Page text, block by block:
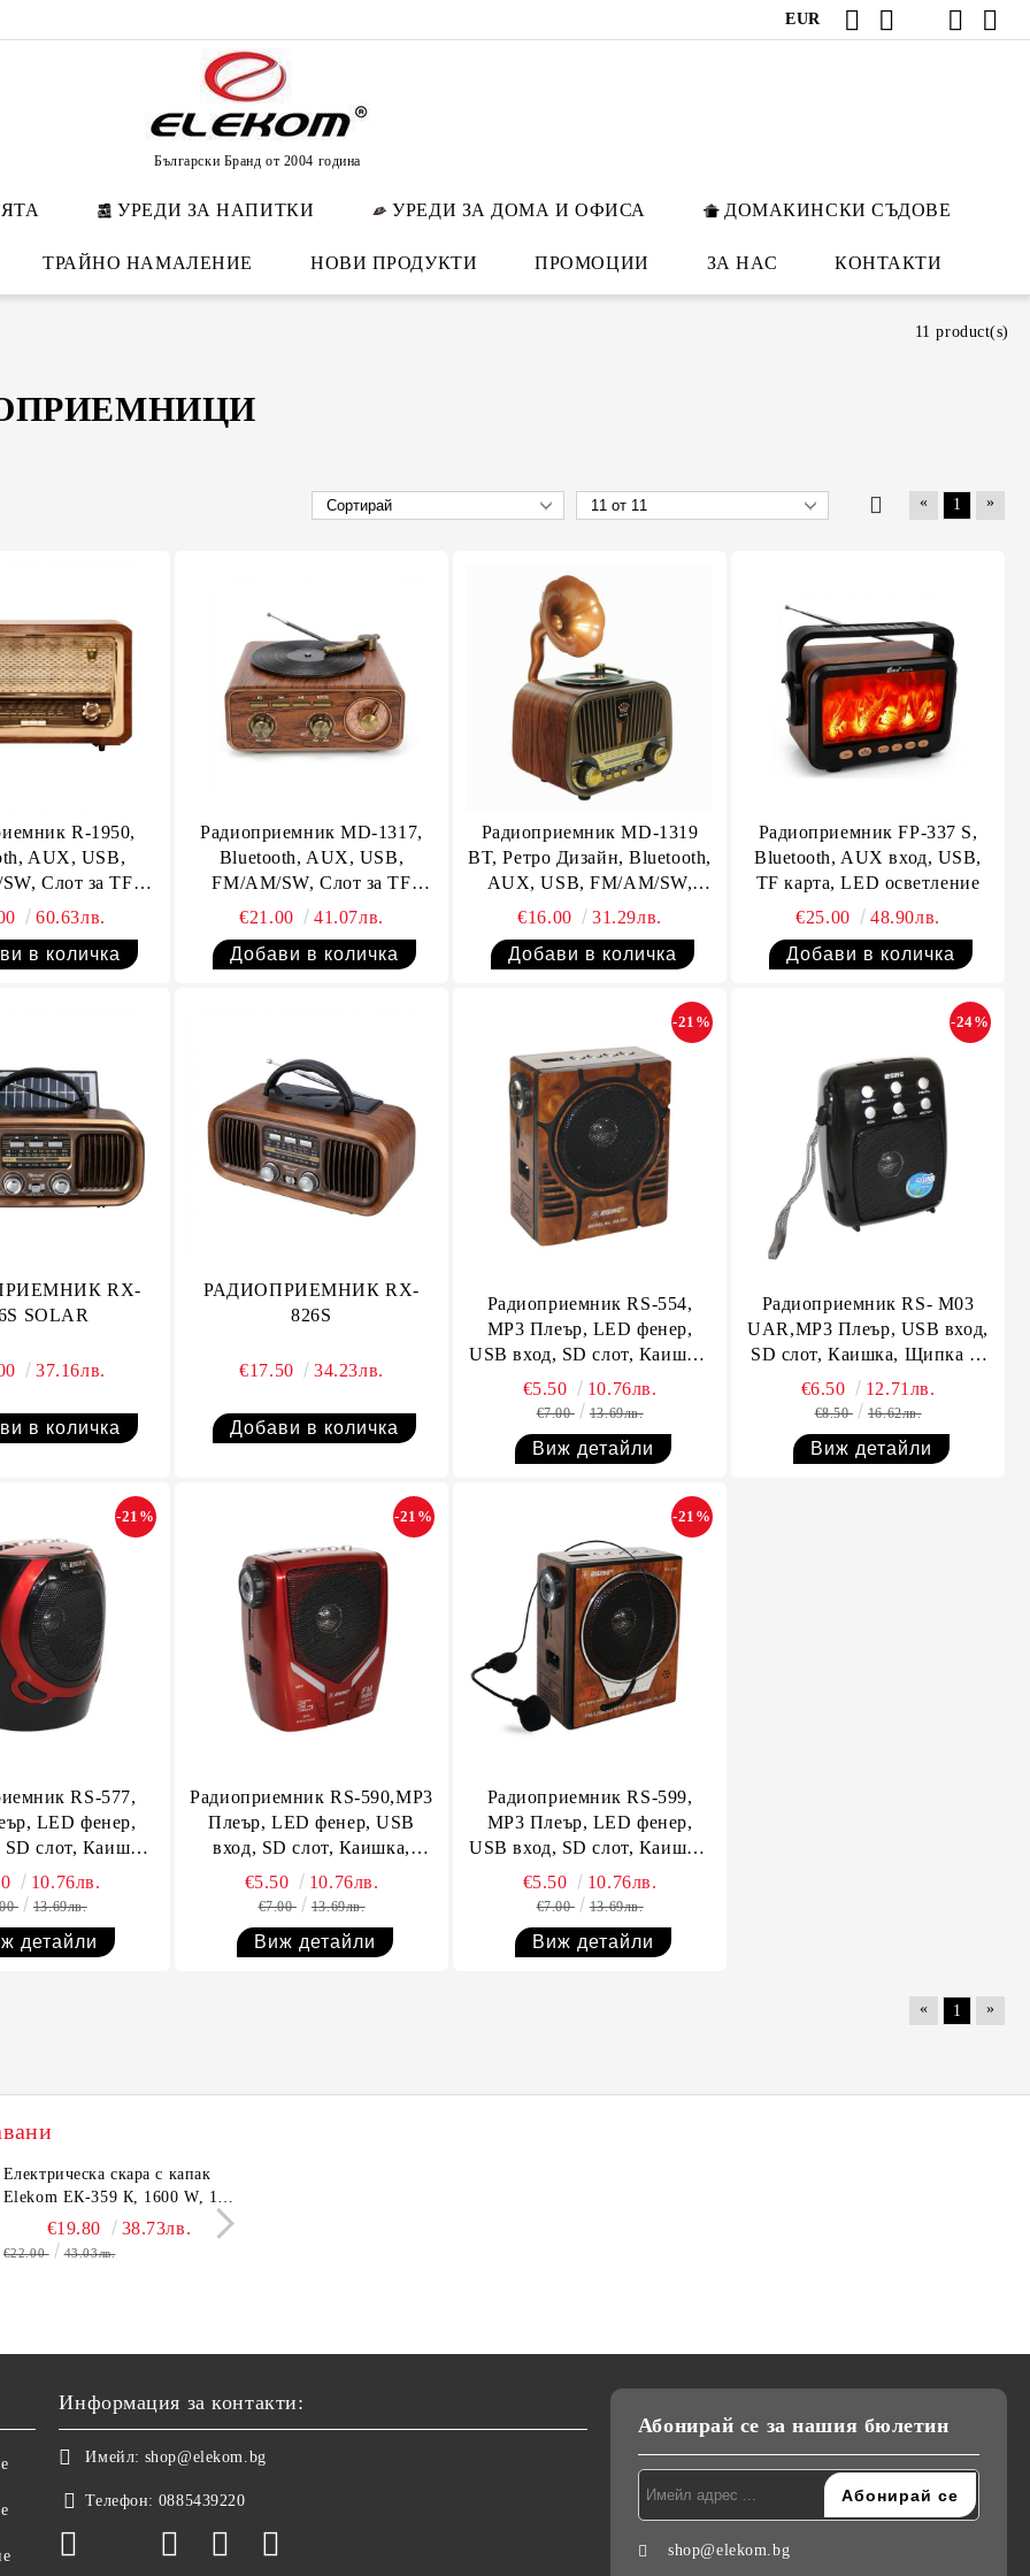
EUR
Български Бранд от 2004 година
УРЕДИ ЗА НАПИТКИ УРЕДИ ЗА ДОМА И ОФИСА ДОМАКИНСКИ СЪДОВЕ
ТРАЙНО НАМАЛЕНИЕ НОВИ ПРОДУКТИ ПРОМОЦИИ ЗА НАС КОНТАКТИ
11 product(s)
« 1 »
R-1950,
AUX, USB,
Слот за TF
карта60.63лв.
Радиоприемник MD-1317,
Bluetooth, AUX, USB,
FM/AM/SW, Слот за TF
карта, Li-Ion батерия
€21.00 41.07лв.
Радиоприемник MD-1319
BT, Ретро Дизайн, Bluetooth,
AUX, USB, FM/AM/SW,
Слот за TF карта, Li-Ion
€16.00 31.29лв.
Радиоприемник FP-337 S,
Bluetooth, AUX вход, USB,
TF карта, LED осветление
€25.00
48.90лв.
RX-
SOLAR
37.16лв.
РАДИОПРИЕМНИК RX-
826S
€17.50 34.23лв.
Радиоприемник RS-554,
MP3 Плеър, LED фенер,
USB вход, SD слот, Каишка,
Щипка за колан, Вход за
микрофон
-21%
€5.50 10.76лв.
€7.00 13.69лв.
Виж детайли
Радиоприемник RS- М03
UAR,MP3 Плеър, USB вход,
SD слот, Каишка, Щипка за
колан, Вход за микрофон
-24%
€6.50 12.71лв.
€8.50 16.62лв.
Виж детайли
RS-577,
LED фенер,
слот, Каишка,
колан, Вход за
-21%
10.76лв.
13.69лв.
детайли
Радиоприемник RS-590,MP3
Плеър, LED фенер, USB
вход, SD слот, Каишка,
Щипка за колан, Вход за
микрофон
-21%
€5.50 10.76лв.
€7.00 13.69лв.
Виж детайли
Радиоприемник RS-599,
MP3 Плеър, LED фенер,
USB вход, SD слот, Каишка,
Щипка за колан, Вход за
микрофон
-21%
€5.50 10.76лв.
€7.00 13.69лв.
Виж детайли
« 1 »
кантар Elekom
до 180 кг, LCD
Темперирано стъкло
Размери 30x30x2.4
€10.50 20.54лв.
Електрическа скара с капак
Elekom ЕК-359 К, 1600 W, 12
бр. неръждаеми тръбни
нагревятеля
€19.80 38.73лв.
€22.00 43.03лв.
Информация за контакти:
Имейл: shop@elekom.bg
Телефон: 0885439220
Абонирай се за нашия бюлетин
shop@elekom.bg